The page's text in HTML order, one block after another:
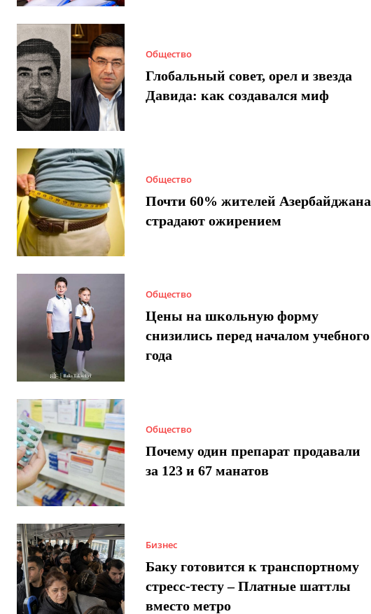
Общество
Глобальный совет, орел и звезда
Давида: как создавался миф
Общество
Почти 60% жителей Азербайджана
страдают ожирением
Общество
Цены на школьную форму
снизились перед началом учебного
года
Общество
Почему один препарат продавали
за 123 и 67 манатов
Бизнес
Баку готовится к транспортному
стресс-тесту – Платные шаттлы
вместо метро